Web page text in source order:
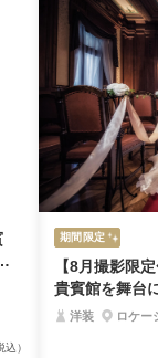
込）
期間限定
【8月撮影限
貴賓館を舞台
ラン
洋装 ロケー